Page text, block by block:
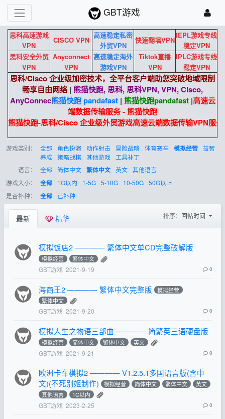
GBT游戏
思科高速游戏
VPN
CISCO VPN
高速稳定私密
外贸VPN
快速翻墙VPN
IEPL游戏专线
稳定VPN
思科安全外贸
VPN
Anyconnect
VPN
高速稳定海外
游戏VPN
Tiktok直播
VPN
IPLC游戏专线
稳定VPN
思科/Cisco 企业级加密技术，全平台客户端助您突破地域限制
畅享自由网络 | 熊猫快跑, 思科, 思科VPN, VPN, Cisco,
AnyConnec熊猫快跑 pandafast| 熊猫快跑pandafast|高速云
端数据传输服务 - 熊猫快跑
熊猫快跑-思科/Cisco 企业级外贸游戏高速云端数据传输VPN服务
游戏类别： 全部 角色扮演 动作射击 冒险战略 体育赛车 模拟经营 益智
养成 策略战棋 其他游戏
工具补丁
语言：
全部 简体中文 繁体中文 英文 其他语言
游戏大小：
全部 1G以内 1-5G 5-10G 10-50G 50G以上
是否补种：
全部 已补种
最新 精华 排序： 回帖时间
模拟饭店2 ———— 繁体中文单CD完整破解版
模拟经营 繁体中文
GBT游戏 2021-9-19 0
海商王2 ———— 繁体中文完整版
模拟经营
繁体中文
GBT游戏 2021-9-20 0
模拟人生之物语三部曲 ———— 简繁英三语硬盘版
模拟经营 简体中文 繁体中文 英文
GBT游戏 2021-9-21 0
欧洲卡车模拟2 ———— V1.2.5.1多国语言版(含中
文)(不死别姬制作)
模拟经营 简体中文 繁体中文
英文
其他语言
1G以内
GBT游戏 2023-2-25 0